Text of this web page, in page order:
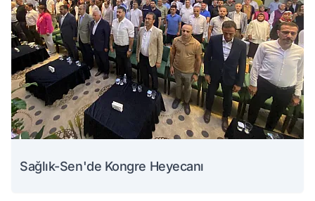
Sağlık-Sen'de Kongre Heyecanı